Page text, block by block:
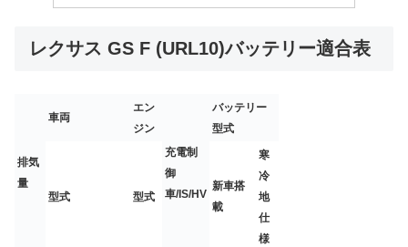
レクサス GS F (URL10)バッテリー適合表
排気
量
車両
エン
ジン
充電制
御
車/IS/HV
バッテリー
型式
型式 型式
新車搭
載
寒
冷
地
仕
様